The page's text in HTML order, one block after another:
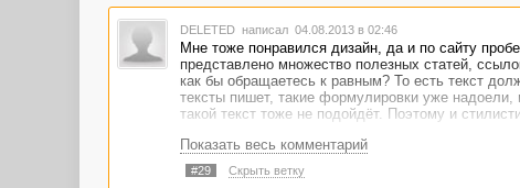
DELETED написал 04.08.2013 в 02:46
Мне тоже понравился дизайн, да и по сайту
представлено множество полезных статей,
как бы обращаетесь к равным? То есть текст
тексты пишет, такие формулировки уже
такой текст тоже не подойдёт. Поэтому и
Показать весь комментарий
#29 Скрыть ветку